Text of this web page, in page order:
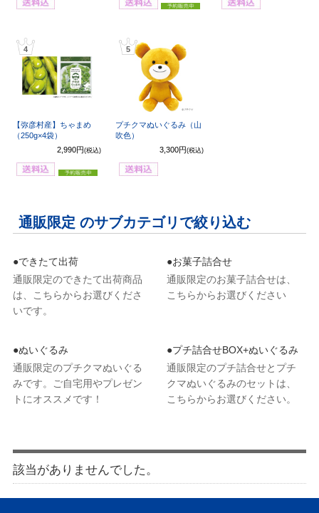
4
【弥彦村産】ちゃまめ
（250g×4袋）
2,990円 (税込)
5
プチクマぬいぐるみ（山
吹色）
3,300円 (税込)
通販限定 のサブカテゴリで絞り込む
●できたて出荷
通販限定のできたて出荷商品
は、こちらからお選びくださ
いです。
●お菓子詰合せ
通販限定のお菓子詰合せは、
こちらからお選びください
●ぬいぐるみ
通販限定のプチクマぬいぐる
みです。ご自宅用やプレゼン
トにオススメです！
●プチ詰合せBOX+ぬいぐるみ
通販限定のプチ詰合せとプチ
クマぬいぐるみのセットは、
こちらからお選びください。
該当がありませんでした。